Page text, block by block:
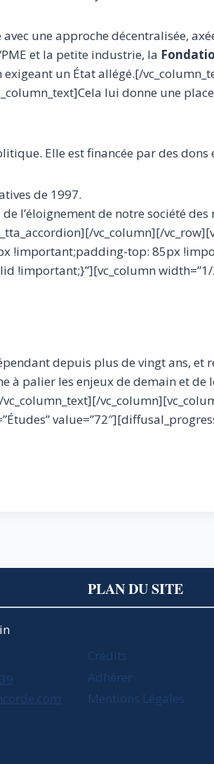
une approche décentralisée,
et la petite industrie, la
un État allégé.[/
lui donne une
Elle est financée par des
de 1997.
l’éloignement de notre société
vc_column][/
!important;padding-top: 85px
depuis plus de vingt ans,
à palier les enjeux de demain et
PLAN DU SITE
Crédits
Adhérer
Mentions Légales